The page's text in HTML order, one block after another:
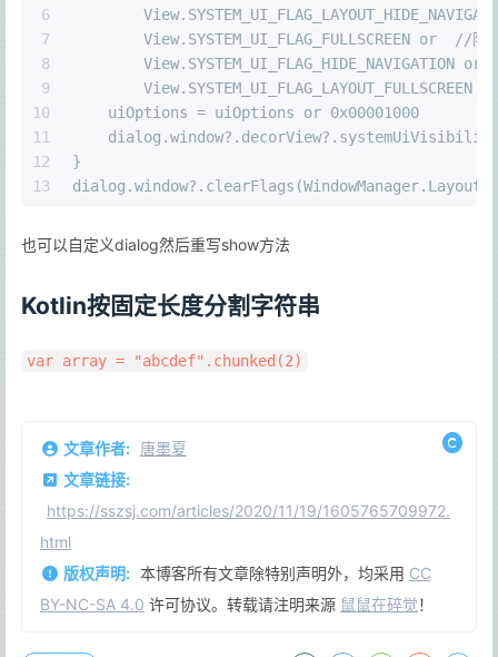
6
7
8
9
10
11
12
13
View.SYSTEM_UI_FLAG_FULLSCREEN or  //隐
        View.SYSTEM_UI_FLAG_HIDE_NAVIGATION or
        View.SYSTEM_UI_FLAG_LAYOUT_FULLSCREEN
    uiOptions = uiOptions or 0x00001000
}
也可以自定义dialog然后重写show方法
Kotlin按固定长度分割字符串
var array = "abcdef".chunked(2)
文章作者: 唐墨夏
文章链接:
https://sszsj.com/articles/2020/11/19/1605765709972.
html
版权声明: 本博客所有文章除特别声明外，均采用 CC
BY-NC-SA 4.0 许可协议。转载请注明来源 鼠鼠在碎觉！